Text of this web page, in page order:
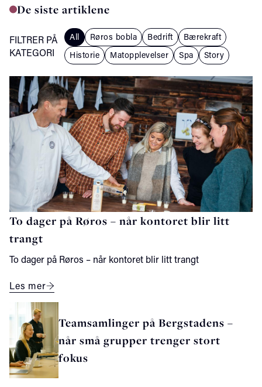
De siste artiklene
FILTRER PÅ
KATEGORI
All Røros bobla Bedrift
Bærekraft
Historie
Matopplevelser Spa Story
To dager på Røros – når kontoret blir litt
trangt
To dager på Røros – når kontoret blir litt trangt
Les mer
Teamsamlinger på Bergstadens –
når små grupper trenger stort
fokus